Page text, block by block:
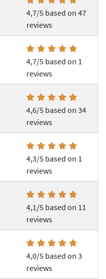
4,7/5 based on 47
reviews
4,7/5 based on 1
reviews
4,6/5 based on 34
reviews
4,3/5 based on 1
reviews
4,1/5 based on 11
reviews
4,0/5 based on 3
reviews